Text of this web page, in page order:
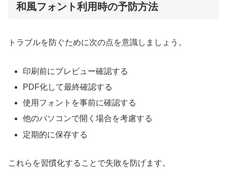
和風フォント利用時の予防方法
トラブルを防ぐために次の点を意識しましょう。
印刷前にプレビュー確認する
PDF化して最終確認する
使用フォントを事前に確認する
他のパソコンで開く場合を考慮する
定期的に保存する
これらを習慣化することで失敗を防げます。